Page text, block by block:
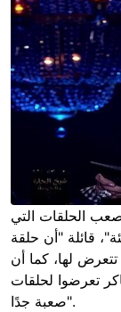
الحلقات التي
قائلة "أن حلقة
لها، كما أن
تعرضوا لحلقات
صعبة جدًا".